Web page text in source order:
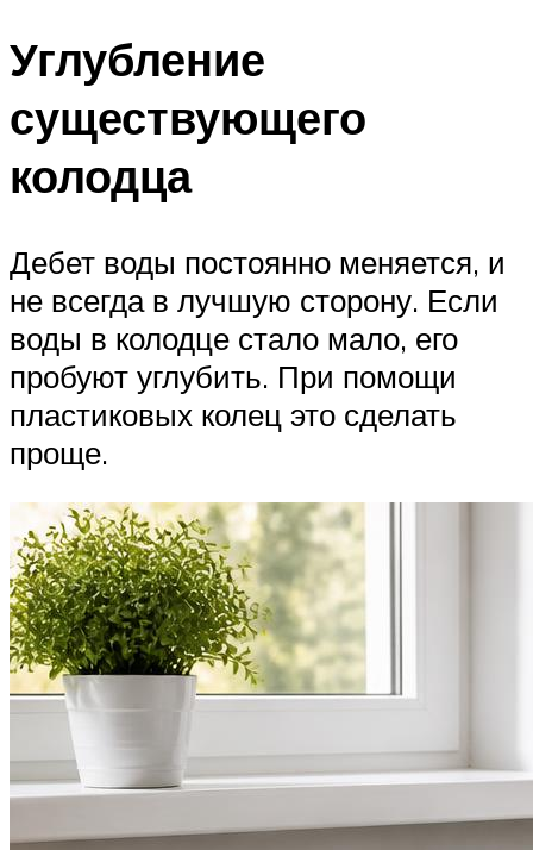
Углубление
существующего
колодца
Дебет воды постоянно меняется, и
не всегда в лучшую сторону. Если
воды в колодце стало мало, его
пробуют углубить. При помощи
пластиковых колец это сделать
проще.